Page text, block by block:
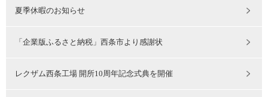
夏季休暇のお知らせ
「企業版ふるさと納税」西条市より感謝状
レクザム西条工場 開所10周年記念式典を開催